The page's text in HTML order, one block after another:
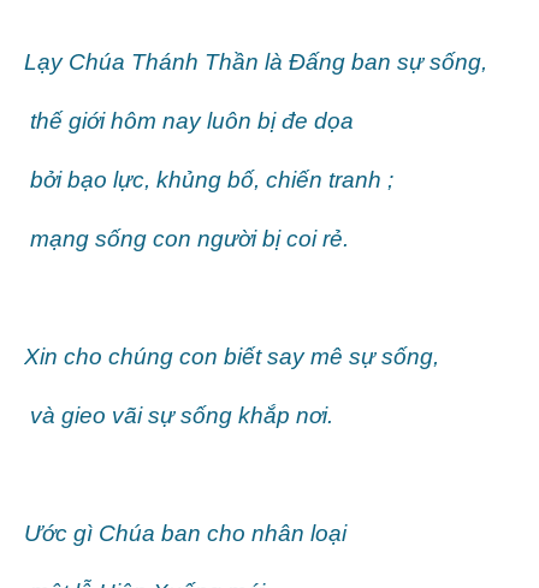
Lạy Chúa Thánh Thần là Đấng ban sự sống,
thế giới hôm nay luôn bị đe dọa
bởi bạo lực, khủng bố, chiến tranh ;
mạng sống con người bị coi rẻ.
Xin cho chúng con biết say mê sự sống,
và gieo vãi sự sống khắp nơi.
Ước gì Chúa ban cho nhân loại